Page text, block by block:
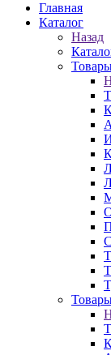
Главная
Каталог
Назад